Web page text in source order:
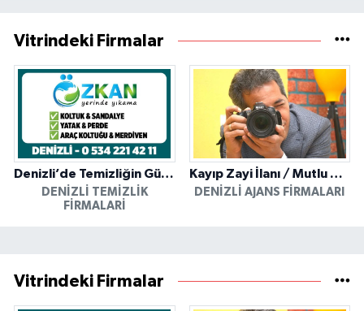
Vitrindeki Firmalar
Denizli’de Temizliğin Güvenilir Adresi: Özkan Yerinde Yıkama
DENIZLI TEMIZLIK
FIRMALARI
Kayıp Zayi İlanı / Mutlu Ajans / Denizli
DENIZLI AJANS FIRMALARI
Vitrindeki Firmalar